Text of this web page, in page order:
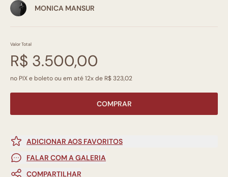
MONICA MANSUR
Valor Total
R$ 3.500,00
no PIX e boleto ou em até 12x de R$ 323,02
COMPRAR
ADICIONAR AOS FAVORITOS
FALAR COM A GALERIA
COMPARTILHAR